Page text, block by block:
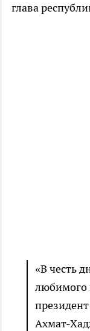
глава
«В честь
любимого
Ахмат-